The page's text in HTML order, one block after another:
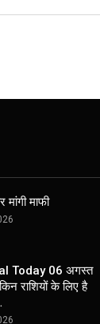
माफी
Today 06 अगस्त
राशियों के लिए है